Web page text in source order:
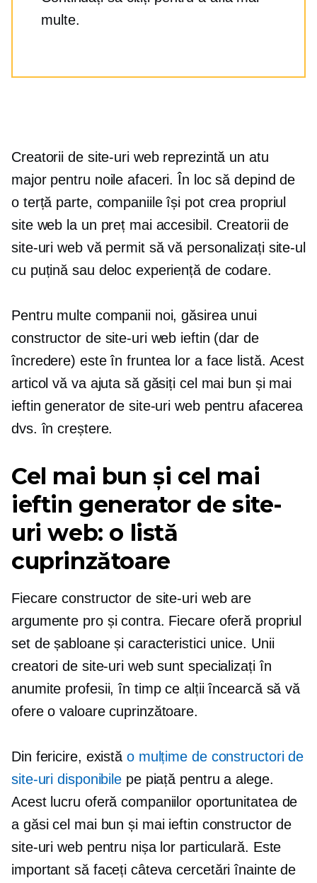
multe.
Creatorii de site-uri web reprezintă un atu
major pentru noile afaceri. În loc să depind de
o terță parte, companiile își pot crea propriul
site web la un preț mai accesibil. Creatorii de
site-uri web vă permit să vă personalizați site-ul
cu puțină sau deloc experiență de codare.
Pentru multe companii noi, găsirea unui
constructor de site-uri web ieftin (dar de
încredere) este în fruntea lor a face listă. Acest
articol vă va ajuta să găsiți cel mai bun și mai
ieftin generator de site-uri web pentru afacerea
dvs. în creștere.
Cel mai bun și cel mai
ieftin generator de site-
uri web: o listă
cuprinzătoare
Fiecare constructor de site-uri web are
argumente pro și contra. Fiecare oferă propriul
set de șabloane și caracteristici unice. Unii
creatori de site-uri web sunt specializați în
anumite profesii, în timp ce alții încearcă să vă
ofere o valoare cuprinzătoare.
Din fericire, există o mulțime de constructori de
site-uri disponibile pe piață pentru a alege.
Acest lucru oferă companiilor oportunitatea de
a găsi cel mai bun și mai ieftin constructor de
site-uri web pentru nișa lor particulară. Este
important să faceți câteva cercetări înainte de